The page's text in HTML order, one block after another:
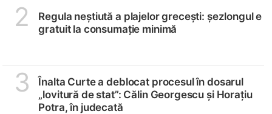
2
Regula neștiută a plajelor grecești: șezlongul e
gratuit la consumație minimă
3
Înalta Curte a deblocat procesul în dosarul
„lovitură de stat”: Călin Georgescu și Horațiu
Potra, în judecată